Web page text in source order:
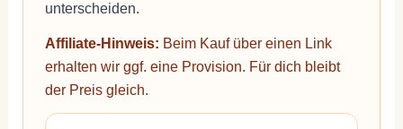
unterscheiden.
Affiliate-Hinweis: Beim Kauf über einen Link
erhalten wir ggf. eine Provision. Für dich bleibt
der Preis gleich.